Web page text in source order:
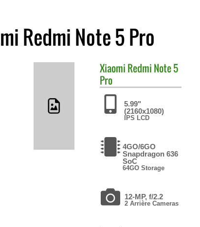
Redmi Note 5 Pro
Xiaomi Redmi Note 5
Pro
5.99"
(2160x1080)
IPS LCD
4GO/6GO
Snapdragon 636
SoC
64GO Storage
12-MP, f/2.2
2 Arrière Cameras